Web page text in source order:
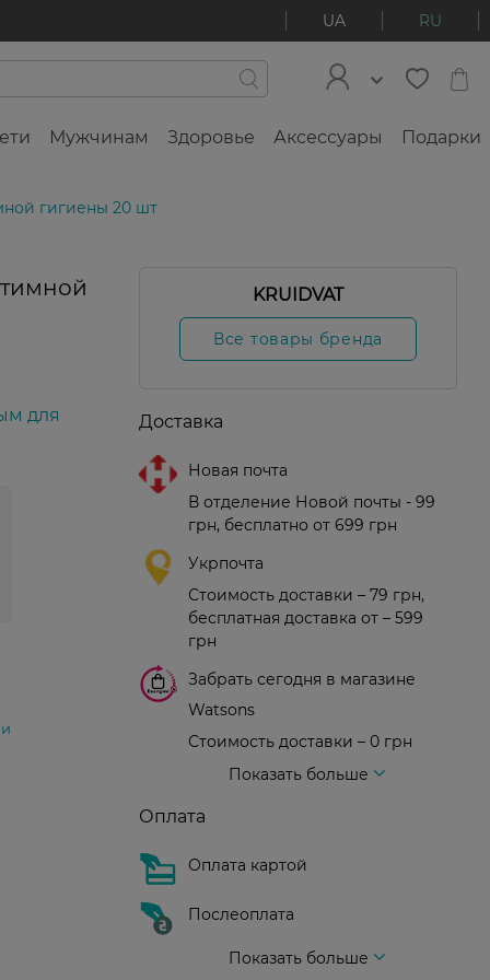
UA RU
Мужчинам Здоровье Аксессуары Подарки
гигиены 20 шт
для
KRUIDVAT
Все товары бренда
Доставка
Новая почта
В отделение Новой почты - 99
грн, бесплатно от 699 грн
Укрпочта
Стоимость доставки – 79 грн,
бесплатная доставка от – 599
грн
Забрать сегодня в магазине
Watsons
Стоимость доставки – 0 грн
Показать больше
Оплата
Оплата картой
Послеоплата
Показать больше